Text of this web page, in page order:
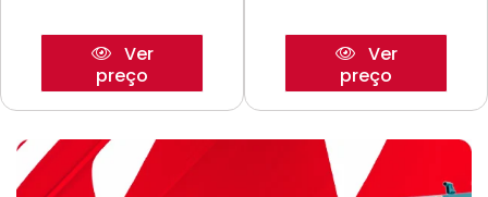
Ver
preço
Ver
preço